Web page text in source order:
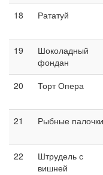
18 Рататуй
19
Шоколадный
фондан
20 Торт Опера
21
Рыбные палочки
22
Штрудель с
вишней